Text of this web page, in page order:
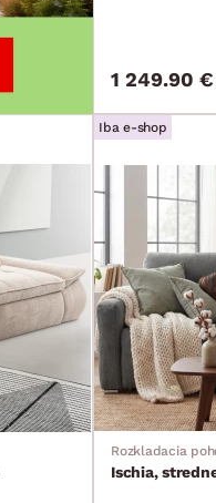
1 249.90 €
Iba e-shop
Rozkladacia
Ischia,